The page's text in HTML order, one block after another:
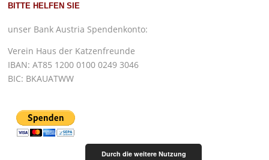
BITTE HELFEN SIE
unser Bank Austria Spendenkonto:
Verein Haus der Katzenfreunde
IBAN: AT85 1200 0100 0249 3046
BIC: BKAUATWW
Durch die weitere Nutzung